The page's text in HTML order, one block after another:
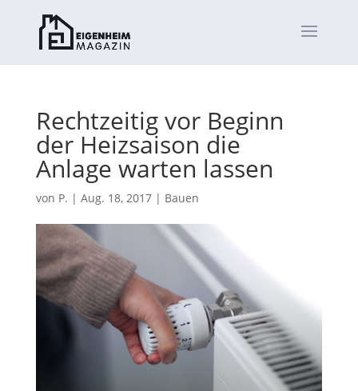
Rechtzeitig vor Beginn
der Heizsaison die
Anlage warten lassen
von P. | Aug. 18, 2017| Bauen